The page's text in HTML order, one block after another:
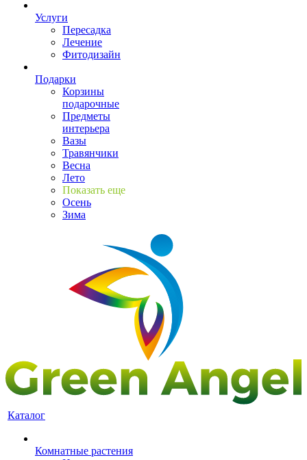
Услуги
Пересадка
Лечение
Фитодизайн
Подарки
Корзины
подарочные
Предметы
интерьера
Вазы
Травянчики
Весна
Лето
Показать еще
Осень
Зима
Каталог
Комнатные растения